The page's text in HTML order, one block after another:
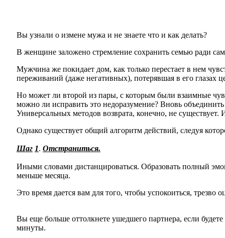
Вы узнали о измене мужа и не знаете что и как делать?
В женщине заложено стремление сохранить семью ради
Мужчина же покидает дом, как только перестает в нем
переживаний (даже негативных), потерявшая в его глазах
Но может ли второй из пары, с которым были взаимные
можно ли исправить это недоразумение? Вновь
Универсальных методов возврата, конечно, не
Однако существует общий алгоритм действий, следуя
Шаг 1. Отстраниться.
Иными словами дистанцироваться. Образовать полный
меньше месяца.
Это время дается вам для того, чтобы успокоиться,
Вы еще больше оттолкнете ушедшего партнера, если
минуты.